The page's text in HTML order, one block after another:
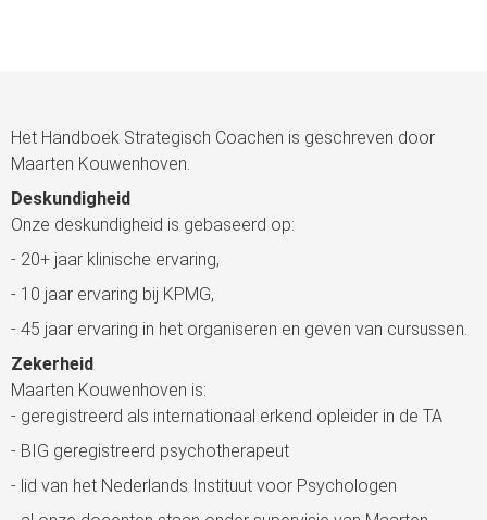
Het Handboek Strategisch Coachen is geschreven door
Maarten Kouwenhoven.
Deskundigheid
Onze deskundigheid is gebaseerd op:
- 20+ jaar klinische ervaring,
- 10 jaar ervaring bij KPMG,
- 45 jaar ervaring in het organiseren en geven van cursussen.
Zekerheid
Maarten Kouwenhoven is:
- geregistreerd als internationaal erkend opleider in de TA
- BIG geregistreerd psychotherapeut
- lid van het Nederlands Instituut voor Psychologen